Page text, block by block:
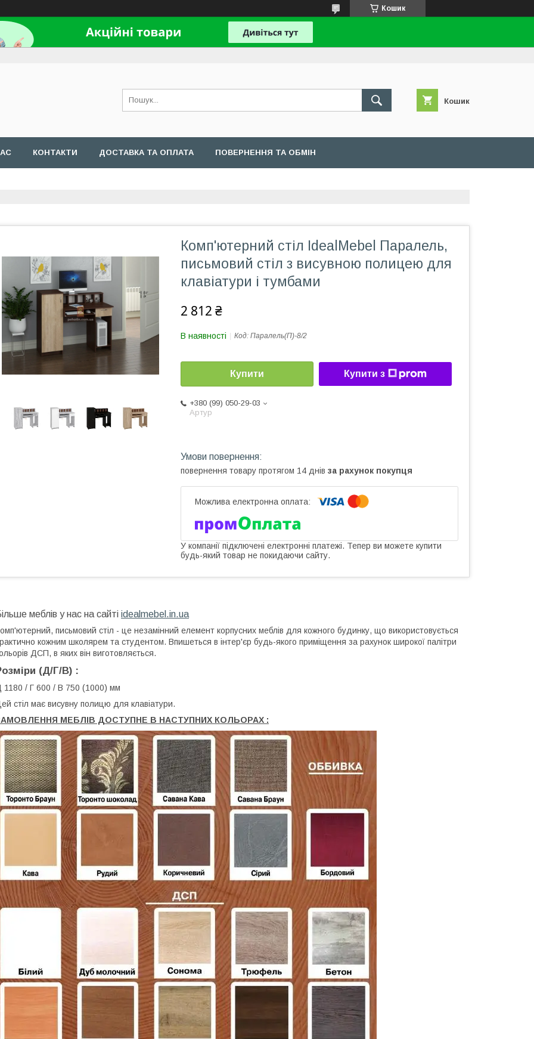
Кошик
Кошик
КОНТАКТИ ДОСТАВКА ТА ОПЛАТА ПОВЕРНЕННЯ ТА ОБМІН
Комп'ютерний стіл IdealMebel Паралель,
письмовий стіл з висувною полицею для
клавіатури і тумбами
2 812 ₴
В наявності Код: Паралель(П)-8/2
Купити Купити з
+380 (99) 050-29-03
Артур
повернення товару протягом 14 днів за рахунок покупця
У компанії підключені електронні платежі. Тепер ви можете купити
будь-який товар не покидаючи сайту.
меблів у нас на сайті idealmebel.in.ua
письмовий стіл - це незамінний елемент корпусних меблів для кожного будинку, що використовується
кожним школярем та студентом. Впишеться в інтер'єр будь-якого приміщення за рахунок широкої палітри
ДСП, в яких він виготовляється.
(Д/Г/В) :
1180 / Г 600 / В 750 (1000) мм
стіл має висувну полицю для клавіатури.
МЕБЛІВ ДОСТУПНЕ В НАСТУПНИХ КОЛЬОРАХ :